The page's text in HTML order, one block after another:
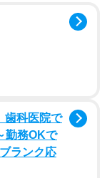
歯科医院で
勤務OKで
ランク応